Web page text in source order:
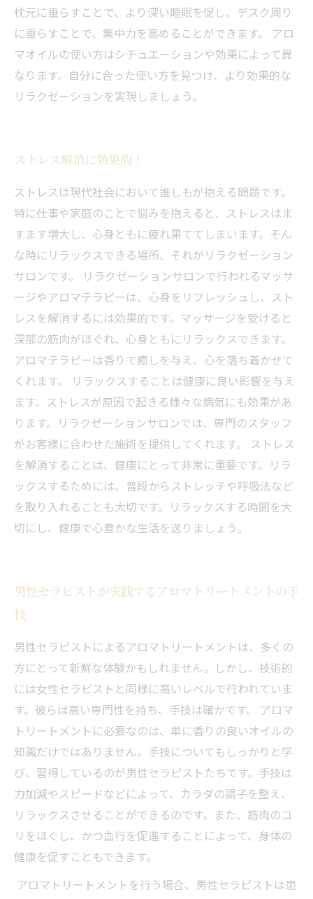
枕元に垂らすことで、より深い睡眠を促し、デスク周り
に垂らすことで、集中力を高めることができます。 アロ
マオイルの使い方はシチュエーションや効果によって異
なります。自分に合った使い方を見つけ、より効果的な
リラクゼーションを実現しましょう。
ストレス解消に効果的！
ストレスは現代社会において誰しもが抱える問題です。
特に仕事や家庭のことで悩みを抱えると、ストレスはま
すます増大し、心身ともに疲れ果ててしまいます。そん
な時にリラックスできる場所、それがリラクゼーション
サロンです。 リラクゼーションサロンで行われるマッサ
ージやアロマテラピーは、心身をリフレッシュし、スト
レスを解消するには効果的です。マッサージを受けると
深部の筋肉がほぐれ、心身ともにリラックスできます。
アロマテラピーは香りで癒しを与え、心を落ち着かせて
くれます。 リラックスすることは健康に良い影響を与え
ます。ストレスが原因で起きる様々な病気にも効果があ
ります。リラクゼーションサロンでは、専門のスタッフ
がお客様に合わせた施術を提供してくれます。 ストレス
を解消することは、健康にとって非常に重要です。リラ
ックスするためには、普段からストレッチや呼吸法など
を取り入れることも大切です。リラックスする時間を大
切にし、健康で心豊かな生活を送りましょう。
男性セラピストが実践するアロマトリートメントの手
技
男性セラピストによるアロマトリートメントは、多くの
方にとって新鮮な体験かもしれません。しかし、技術的
には女性セラピストと同様に高いレベルで行われていま
す。彼らは高い専門性を持ち、手技は確かです。 アロマ
トリートメントに必要なのは、単に香りの良いオイルの
知識だけではありません。手技についてもしっかりと学
び、習得しているのが男性セラピストたちです。手技は
力加減やスピードなどによって、カラダの調子を整え、
リラックスさせることができるのです。また、筋肉のコ
リをほぐし、かつ血行を促進することによって、身体の
健康を促すこともできます。
アロマトリートメントを行う場合、男性セラピストは患